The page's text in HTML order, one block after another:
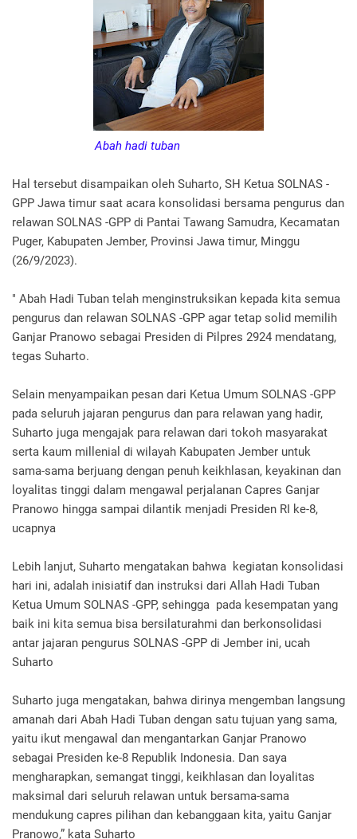
Abah hadi tuban
Hal tersebut disampaikan oleh Suharto, SH Ketua SOLNAS -
GPP Jawa timur saat acara konsolidasi bersama pengurus dan
relawan SOLNAS -GPP di Pantai Tawang Samudra, Kecamatan
Puger, Kabupaten Jember, Provinsi Jawa timur, Minggu
(26/9/2023).
" Abah Hadi Tuban telah menginstruksikan kepada kita semua
pengurus dan relawan SOLNAS -GPP agar tetap solid memilih
Ganjar Pranowo sebagai Presiden di Pilpres 2924 mendatang,
tegas Suharto.
Selain menyampaikan pesan dari Ketua Umum SOLNAS -GPP
pada seluruh jajaran pengurus dan para relawan yang hadir,
Suharto juga mengajak para relawan dari tokoh masyarakat
serta kaum millenial di wilayah Kabupaten Jember untuk
sama-sama berjuang dengan penuh keikhlasan, keyakinan dan
loyalitas tinggi dalam mengawal perjalanan Capres Ganjar
Pranowo hingga sampai dilantik menjadi Presiden RI ke-8,
ucapnya
Lebih lanjut, Suharto mengatakan bahwa kegiatan konsolidasi
hari ini, adalah inisiatif dan instruksi dari Allah Hadi Tuban
Ketua Umum SOLNAS -GPP, sehingga pada kesempatan yang
baik ini kita semua bisa bersilaturahmi dan berkonsolidasi
antar jajaran pengurus SOLNAS -GPP di Jember ini, ucah
Suharto
Suharto juga mengatakan, bahwa dirinya mengemban langsung
amanah dari Abah Hadi Tuban dengan satu tujuan yang sama,
yaitu ikut mengawal dan mengantarkan Ganjar Pranowo
sebagai Presiden ke-8 Republik Indonesia. Dan saya
mengharapkan, semangat tinggi, keikhlasan dan loyalitas
maksimal dari seluruh relawan untuk bersama-sama
mendukung capres pilihan dan kebanggaan kita, yaitu Ganjar
Pranowo,” kata Suharto